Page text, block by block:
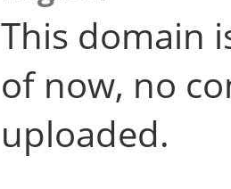
This domain
of now, no
uploaded.